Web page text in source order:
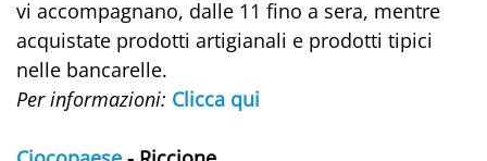
vi accompagnano, dalle 11 fino a sera, mentre
acquistate prodotti artigianali e prodotti tipici
nelle bancarelle.
Per informazioni: Clicca qui